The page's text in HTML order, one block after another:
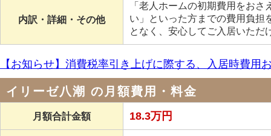
内訳・詳細・その他
「老人ホームの初期費用をお
い」といった方までの費用負担
となく、安心してご入居いただ
【お知らせ】消費税率引き上げに際する、入居時費用
イリーゼ八潮 の月額費用・料金
月額合計金額 18.3万円